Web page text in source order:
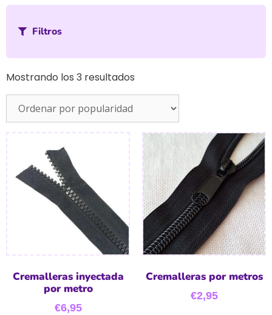
Filtros
Mostrando los 3 resultados
Cremalleras inyectada
por metro
€6,95
Cremalleras por metros
€2,95